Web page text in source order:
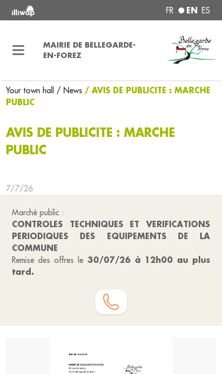
FR EN ES
MAIRIE DE BELLEGARDE-
EN-FOREZ
Your town hall / News / AVIS DE PUBLICITE : MARCHE
PUBLIC
AVIS DE PUBLICITE : MARCHE
PUBLIC
7/7/26
Marché public :
CONTROLES TECHNIQUES ET VERIFICATIONS
PERIODIQUES DES EQUIPEMENTS DE LA
COMMUNE
Remise des offres le 30/07/26 à 12h00 au plus
tard.